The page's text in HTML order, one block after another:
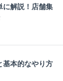
に解説！店舗集
基本的なやり方